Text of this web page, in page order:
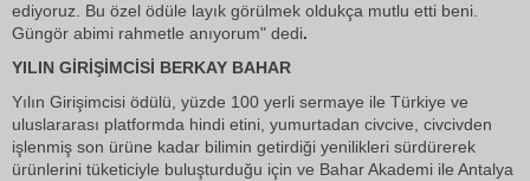
ediyoruz. Bu özel ödüle layık görülmek oldukça mutlu etti beni.
Güngör abimi rahmetle anıyorum" dedi.
YILIN GİRİŞİMCİSİ BERKAY BAHAR
Yılın Girişimcisi ödülü, yüzde 100 yerli sermaye ile Türkiye ve
uluslararası platformda hindi etini, yumurtadan civcive, civcivden
işlenmiş son ürüne kadar bilimin getirdiği yenilikleri sürdürerek
ürünlerini tüketiciyle buluşturduğu için ve Bahar Akademi ile Antalya